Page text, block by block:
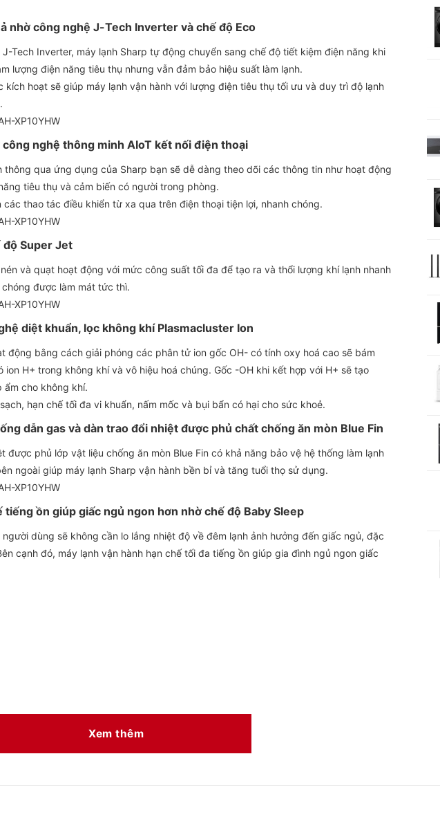
nhờ công nghệ J-Tech Inverter và chế độ Eco
Tech Inverter, máy lạnh Sharp tự động chuyển sang chế độ tiết kiệm điện năng khi
lượng điện năng tiêu thụ nhưng vẫn đảm bảo hiệu suất làm lạnh.
kích hoạt sẽ giúp máy lạnh vận hành với lượng điện tiêu thụ tối ưu và duy trì độ lạnh
nghệ thông minh AIoT kết nối điện thoại
thông qua ứng dụng của Sharp bạn sẽ dễ dàng theo dõi các thông tin như hoạt động
tiêu thụ và cảm biến có người trong phòng.
thao tác điều khiển từ xa qua trên điện thoại tiện lợi, nhanh chóng.
độ Super Jet
và quạt hoạt động với mức công suất tối đa để tạo ra và thổi lượng khí lạnh nhanh
được làm mát tức thì.
diệt khuẩn, lọc không khí Plasmacluster Ion
động bằng cách giải phóng các phân tử ion gốc OH- có tính oxy hoá cao sẽ bám
H+ trong không khí và vô hiệu hoá chúng. Gốc -OH khi kết hợp với H+ sẽ tạo
cho không khí.
hạn chế tối đa vi khuẩn, nấm mốc và bụi bẩn có hại cho sức khoẻ.
dẫn gas và dàn trao đổi nhiệt được phủ chất chống ăn mòn Blue Fin
được phủ lớp vật liệu chống ăn mòn Blue Fin có khả năng bảo vệ hệ thống làm lạnh
ngoài giúp máy lạnh Sharp vận hành bền bỉ và tăng tuổi thọ sử dụng.
tiếng ồn giúp giấc ngủ ngon hơn nhờ chế độ Baby Sleep
dùng sẽ không cần lo lắng nhiệt độ về đêm lạnh ảnh hưởng đến giấc ngủ, đặc
cạnh đó, máy lạnh vận hành hạn chế tối đa tiếng ồn giúp gia đình ngủ ngon giấc
Xem thêm